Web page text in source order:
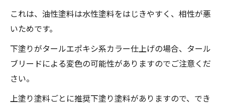
これは、油性塗料は水性塗料をはじきやすく、相性が悪
いためです。
下塗りがタールエポキシ系カラー仕上げの場合、タール
ブリードによる変色の可能性がありますのでご注意くだ
さい。
上塗り塗料ごとに推奨下塗り塗料がありますので、でき